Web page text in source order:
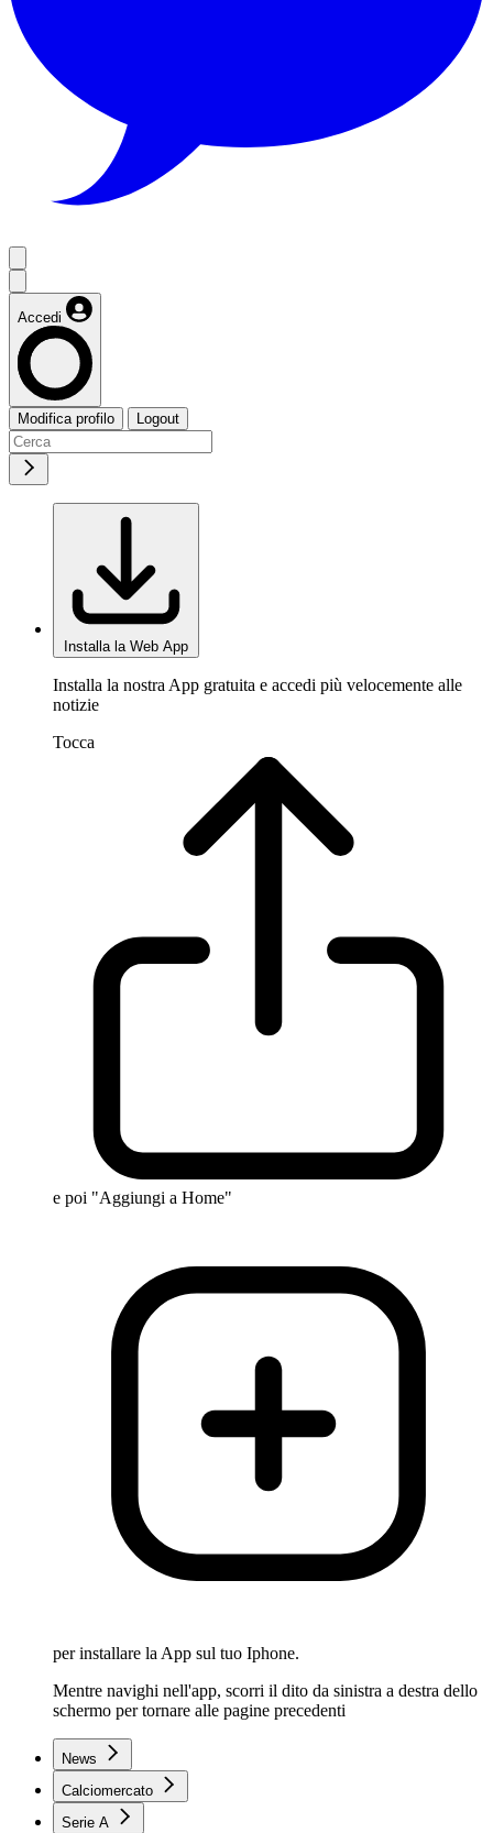
Accedi
Modifica profilo Logout
Installa la Web App
Installa la nostra App gratuita e accedi più velocemente alle
notizie
Tocca
e poi "Aggiungi a Home"
per installare la App sul tuo Iphone.
Mentre navighi nell'app, scorri il dito da sinistra a destra dello
schermo per tornare alle pagine precedenti
News
Calciomercato
Serie A